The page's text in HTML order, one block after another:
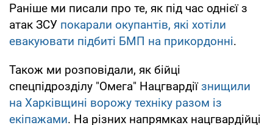
Раніше ми писали про те, як під час однієї з
атак ЗСУ покарали окупантів, які хотіли
евакуювати підбиті БМП на прикордонні.
Також ми розповідали, як бійці
спецпідрозділу "Омега" Нацгвардіїзнищили
на Харківщині ворожу техніку разом із
екіпажами. На різних напрямках нацгвардійці